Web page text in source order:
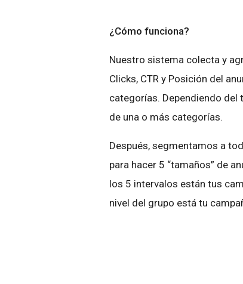
¿Cómo funciona?
Nuestro sistema colecta y
Clicks, CTR y Posición del
categorías. Dependiendo del
de una o más categorías.
Después, segmentamos a
para hacer 5 “tamaños” de
los 5 intervalos están tus
nivel del grupo está tu